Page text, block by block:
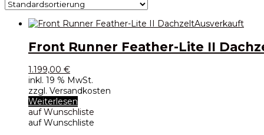
Ausverkauft
Front Runner Feather-Lite II
1.199,00 €
inkl. 19 % MwSt.
zzgl. Versandkosten
Weiterlesen
auf Wunschliste
auf Wunschliste